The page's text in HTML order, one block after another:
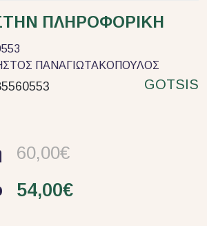
ΠΛΗΡΟΦΟΡΙΚΗ
ΠΑΝΑΓΙΩΤΑΚΟΠΟΥΛΟΣ
GOTSIS
60,00€
54,00€